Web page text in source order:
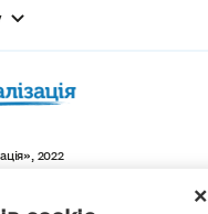
2022
в Україні.